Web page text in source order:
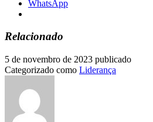
WhatsApp
Relacionado
5 de novembro de 2023 publicado
Categorizado como Liderança